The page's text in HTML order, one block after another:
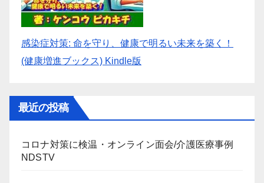
感染症対策: 命を守り、健康で明るい未来を築く！
(健康増進ブックス) Kindle版
最近の投稿
コロナ対策に検温・オンライン面会/介護医療事例
NDSTV